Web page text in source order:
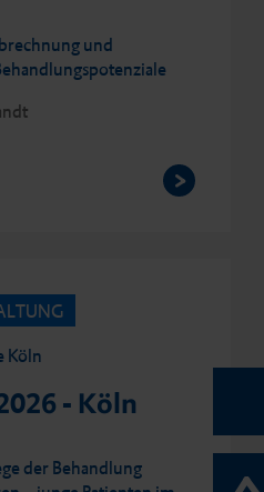
und
Köln
- Köln
der Behandlung